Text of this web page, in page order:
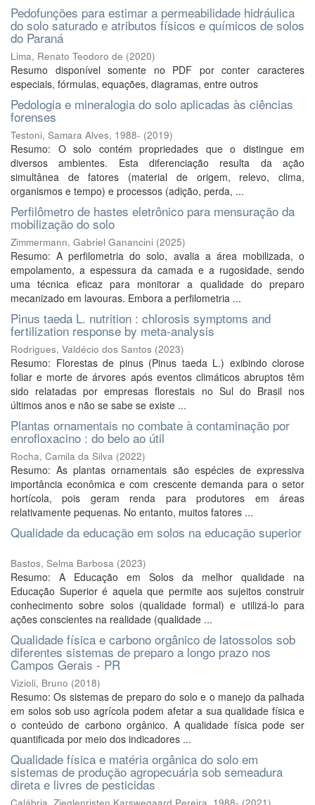
Pedofunções para estimar a permeabilidade hidráulica
do solo saturado e atributos físicos e químicos de solos
do Paraná
Lima, Renato Teodoro de (2020)
Resumo disponível somente no PDF por conter caracteres
especiais, fórmulas, equações, diagramas, entre outros
Pedologia e mineralogia do solo aplicadas às ciências
forenses
Testoni, Samara Alves, 1988- (2019)
Resumo: O solo contém propriedades que o distingue em
diversos ambientes. Esta diferenciação resulta da ação
simultânea de fatores (material de origem, relevo, clima,
organismos e tempo) e processos (adição, perda, ...
Perfilômetro de hastes eletrônico para mensuração da
mobilização do solo
Zimmermann, Gabriel Ganancini (2025)
Resumo: A perfilometria do solo, avalia a área mobilizada, o
empolamento, a espessura da camada e a rugosidade, sendo
uma técnica eficaz para monitorar a qualidade do preparo
mecanizado em lavouras. Embora a perfilometria ...
Pinus taeda L. nutrition : chlorosis symptoms and
fertilization response by meta-analysis
Rodrigues, Valdécio dos Santos (2023)
Resumo: Florestas de pinus (Pinus taeda L.) exibindo clorose
foliar e morte de árvores após eventos climáticos abruptos têm
sido relatadas por empresas florestais no Sul do Brasil nos
últimos anos e não se sabe se existe ...
Plantas ornamentais no combate à contaminação por
enrofloxacino : do belo ao útil
Rocha, Camila da Silva (2022)
Resumo: As plantas ornamentais são espécies de expressiva
importância econômica e com crescente demanda para o setor
hortícola, pois geram renda para produtores em áreas
relativamente pequenas. No entanto, muitos fatores ...
Qualidade da educação em solos na educação superior
Bastos, Selma Barbosa (2023)
Resumo: A Educação em Solos da melhor qualidade na
Educação Superior é aquela que permite aos sujeitos construir
conhecimento sobre solos (qualidade formal) e utilizá-lo para
ações conscientes na realidade (qualidade ...
Qualidade física e carbono orgânico de latossolos sob
diferentes sistemas de preparo a longo prazo nos
Campos Gerais - PR
Vizioli, Bruno (2018)
Resumo: Os sistemas de preparo do solo e o manejo da palhada
em solos sob uso agrícola podem afetar a sua qualidade física e
o conteúdo de carbono orgânico. A qualidade física pode ser
quantificada por meio dos indicadores ...
Qualidade física e matéria orgânica do solo em
sistemas de produção agropecuária sob semeadura
direta e livres de pesticidas